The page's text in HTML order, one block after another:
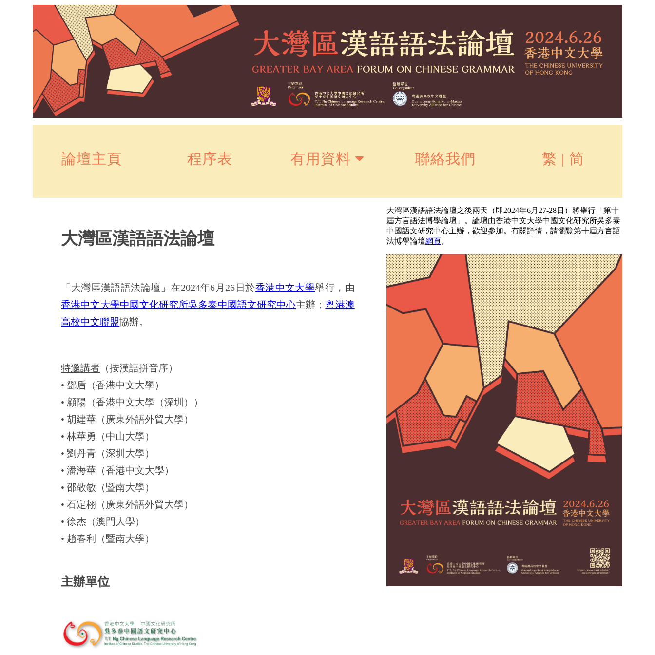
論壇主頁 程序表 有用資料 聯絡我們 繁 | 简
大灣區漢語語法論壇
「大灣區漢語語法論壇」在2024年6月26日於香港中文大學舉行，由
香港中文大學中國文化研究所吳多泰中國語文研究中心主辦；粵港澳
高校中文聯盟協辦。
特邀講者 （按漢語拼音序）
• 鄧盾（香港中文大學）
• 顧陽（香港中文大學（深圳））
• 胡建華（廣東外語外貿大學）
• 林華勇（中山大學）
• 劉丹青（深圳大學）
• 潘海華（香港中文大學）
• 邵敬敏（暨南大學）
• 石定栩（廣東外語外貿大學）
• 徐杰（澳門大學）
• 趙春利（暨南大學）
主辦單位
大灣區漢語語法論壇之後兩天（即2024年6月27-28日）將舉行「第十
屆方言語法博學論壇」。論壇由香港中文大學中國文化研究所吳多泰
中國語文研究中心主辦，歡迎參加。有關詳情，請瀏覽第十屆方言語
法博學論壇網頁。